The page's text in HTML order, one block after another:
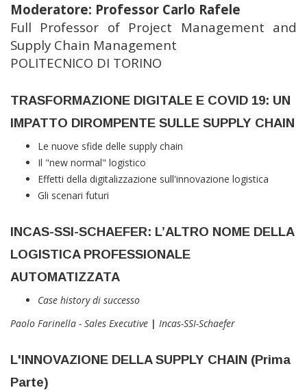
Moderatore: Professor Carlo Rafele
Full Professor of Project Management and
Supply Chain Management
POLITECNICO DI TORINO
TRASFORMAZIONE DIGITALE E COVID 19: UN
IMPATTO DIROMPENTE SULLE SUPPLY CHAIN
Le nuove sfide delle supply chain
Il "new normal" logistico
Effetti della digitalizzazione sull'innovazione logistica
Gli scenari futuri
INCAS-SSI-SCHAEFER: L’ALTRO NOME DELLA
LOGISTICA PROFESSIONALE
AUTOMATIZZATA
Case history di successo
Paolo Farinella - Sales Executive | Incas-SSI-Schaefer
L'INNOVAZIONE DELLA SUPPLY CHAIN (Prima
Parte)